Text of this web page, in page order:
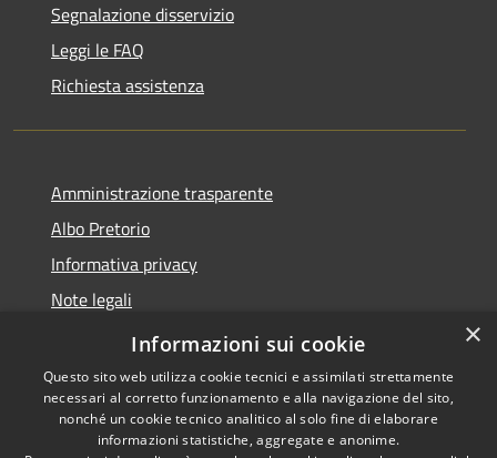
Segnalazione disservizio
Leggi le FAQ
Richiesta assistenza
Amministrazione trasparente
Albo Pretorio
Informativa privacy
Note legali
Dichiarazione di accessibilità
Copyright © 2026 • Comune di
×
Informazioni sui cookie
Questo sito web utilizza cookie tecnici e assimilati strettamente
necessari al corretto funzionamento e alla navigazione del sito,
nonché un cookie tecnico analitico al solo fine di elaborare
informazioni statistiche, aggregate e anonime.